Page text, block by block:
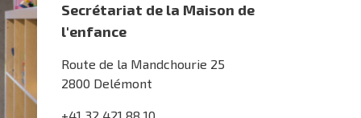
Secrétariat de la Maison de
l'enfance
Route de la Mandchourie 25
2800 Delémont